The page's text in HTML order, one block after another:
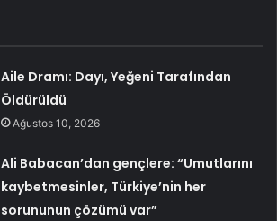
Aile Dramı: Dayı, Yeğeni Tarafından
Öldürüldü
Ağustos 10, 2026
Ali Babacan’dan gençlere: “Umutlarını
kaybetmesinler, Türkiye’nin her
sorununun çözümü var”